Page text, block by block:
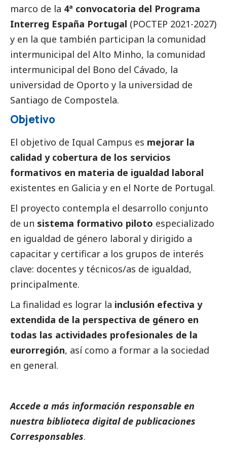
marco de la 4ª convocatoria del Programa
Interreg España Portugal (POCTEP 2021-2027)
y en la que también participan la comunidad
intermunicipal del Alto Minho, la comunidad
intermunicipal del Bono del Cávado, la
universidad de Oporto y la universidad de
Santiago de Compostela.
Objetivo
El objetivo de Iqual Campus es mejorar la
calidad y cobertura de los servicios
formativos en materia de igualdad laboral
existentes en Galicia y en el Norte de Portugal.
El proyecto contempla el desarrollo conjunto
de un sistema formativo piloto especializado
en igualdad de género laboral y dirigido a
capacitar y certificar a los grupos de interés
clave: docentes y técnicos/as de igualdad,
principalmente.
La finalidad es lograr la inclusión efectiva y
extendida de la perspectiva de género en
todas las actividades profesionales de la
eurorregión, así como a formar a la sociedad
en general.
Accede a más información responsable en
nuestra biblioteca digital de publicaciones
Corresponsables.